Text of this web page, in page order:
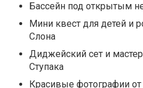
Бассейн под открытым
Мини квест для детей и
Слона
Диджейский сет и
Ступака
Красивые фотографии